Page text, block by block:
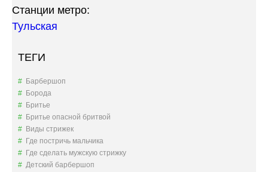
Станции метро:
Тульская
ТЕГИ
Барбершоп
Борода
Бритье
Бритье опасной бритвой
Виды стрижек
Где постричь мальчика
Где сделать мужскую стрижку
Детский барбершоп